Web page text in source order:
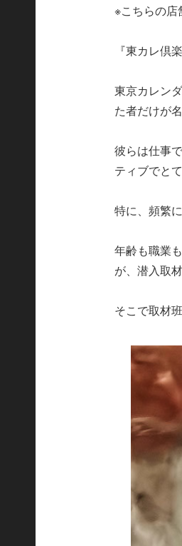
※こちらの店
『東カレ倶
東京カレン
た者だけが
彼らは仕事
ティブでと
特に、頻繁
年齢も職業
が、潜入取
そこで取材